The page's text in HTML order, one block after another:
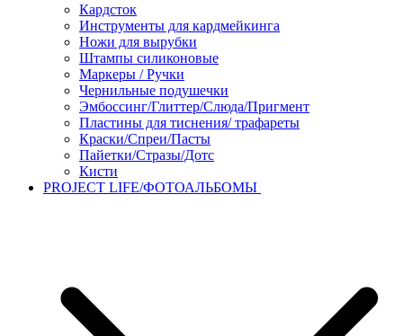
Кардсток
Инструменты для кардмейкинга
Ножи для вырубки
Штампы силиконовые
Маркеры / Ручки
Чернильные подушечки
Эмбоссинг/Глиттер/Слюда/Пригмент
Пластины для тиснения/ трафареты
Краски/Спреи/Пасты
Пайетки/Стразы/Дотс
Кисти
PROJECT LIFE/ФОТОАЛЬБОМЫ